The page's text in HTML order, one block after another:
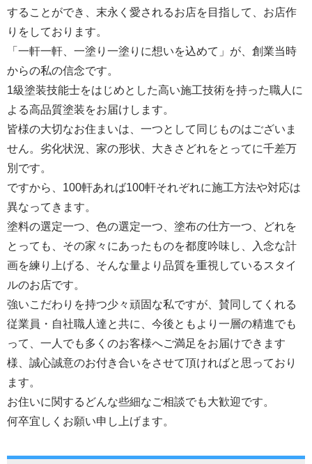
することができ、末永く愛されるお店を目指して、お店作
りをしております。
「一軒一軒、一塗り一塗りに想いを込めて」が、創業当時
からの私の信念です。
1級塗装技能士をはじめとした高い施工技術を持った職人に
よる高品質塗装をお届けします。
皆様の大切なお住まいは、一つとして同じものはございま
せん。劣化状況、家の形状、大きさどれをとってに千差万
別です。
ですから、100軒あれば100軒それぞれに施工方法や対応は
異なってきます。
塗料の選定一つ、色の選定一つ、塗布の仕方一つ、どれを
とっても、その家々にあったものを都度吟味し、入念な計
画を練り上げる、そんな量より品質を重視しているスタイ
ルのお店です。
強いこだわりを持つ少々頑固な私ですが、賛同してくれる
従業員・自社職人達と共に、今後ともより一層の精進でも
って、一人でも多くのお客様へご満足をお届けできます
様、誠心誠意のお付き合いをさせて頂ければと思っており
ます。
お住いに関するどんな些細なご相談でも大歓迎です。
何卒宜しくお願い申し上げます。